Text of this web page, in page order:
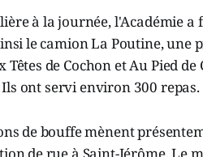
à la journée, l'Académie a
le camion La Poutine, une
de Cochon et Au Pied de
ont servi environ 300 repas.
de bouffe mènent